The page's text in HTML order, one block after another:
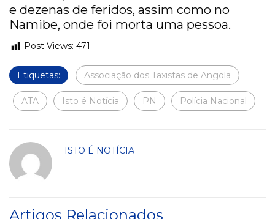
e dezenas de feridos, assim como no
Namibe, onde foi morta uma pessoa.
Post Views: 471
Etiquetas: Associação dos Taxistas de Angola
ATA Isto é Notícia PN Polícia Nacional
ISTO É NOTÍCIA
Artigos Relacionados